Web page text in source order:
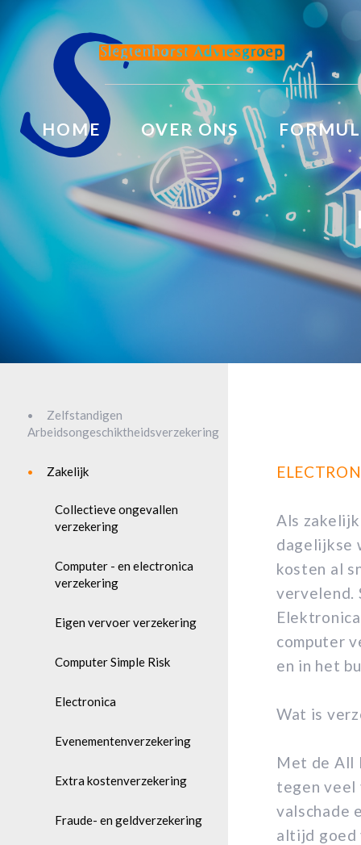
HOME OVER ONS
Zelfstandigen
Arbeidsongeschiktheidsverzekering
Zakelijk
Collectieve ongevallen
verzekering
Computer - en electronica
verzekering
Eigen vervoer verzekering
Computer Simple Risk
Electronica
Evenementenverzekering
Extra kostenverzekering
Fraude- en geldverzekering
Als
dagelijkse
kosten al
vervelend.
computer
en in het
Wat is
Met de All
tegen veel
valschade
altijd goed